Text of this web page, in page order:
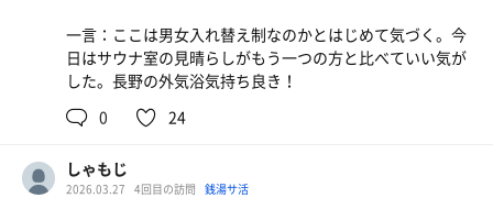
一言：ここは男女入れ替え制なのかとはじめて気づく。今
日はサウナ室の見晴らしがもう一つの方と比べていい気が
した。長野の外気浴気持ち良き！
0
24
しゃもじ
2026.03.27 4回目の訪問 銭湯サ活